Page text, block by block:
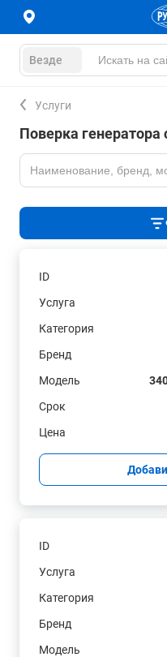
Везде
Услуги
Поверка генератора
ID
Услуга
Категория
Бренд
Модель
Срок
Цена
ID
Услуга
Категория
Бренд
Модель